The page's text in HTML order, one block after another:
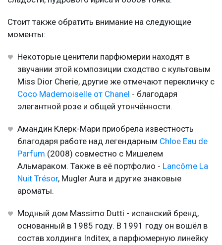
Стоит также обратить внимание на следующие
моменты:
Некоторые ценители парфюмерии находят в
звучании этой композиции сходство с культовым
Miss Dior Cherie, другие же отмечают перекличку с
Coco Mademoiselle от Chanel - благодаря
элегантной розе и общей утончённости.
Амандин Клерк-Мари приобрела известность
благодаря работе над легендарным Chloe Eau de
Parfum (2008) совместно с Мишелем
Альмараком. Также в её портфолио - Lancôme La
Nuit Trésor, Mugler Aura и другие знаковые
ароматы.
Модный дом Massimo Dutti - испанский бренд,
основанный в 1985 году. В 1991 году он вошёл в
состав холдинга Inditex, а парфюмерную линейку